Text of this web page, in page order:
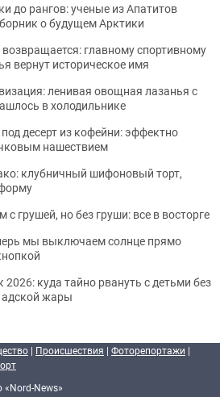
до рангов: ученые из Апатитов
о будущем Арктики
главному спортивному
вернут историческое имя
ленивая овощная лазанья с
в холодильнике
десерт из кофейни: эффектно
нашествием
клубничный шифоновый торт,
с грушей, но без груши: все в восторге
мы выключаем солнце прямо
куда тайно рвануть с детьми без
адской жары
| Происшествия | Фоторепортажи |
News»